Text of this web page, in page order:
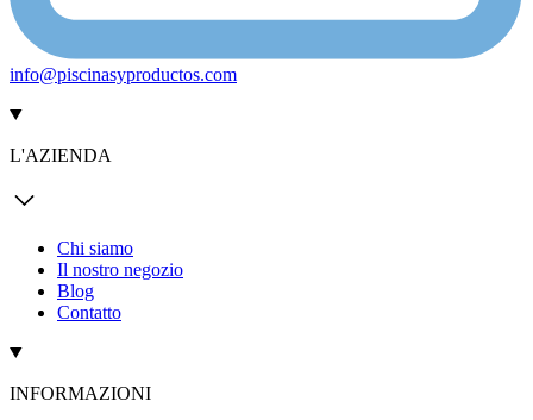
info@piscinasyproductos.com
L'AZIENDA
Chi siamo
Il nostro negozio
Blog
Contatto
INFORMAZIONI